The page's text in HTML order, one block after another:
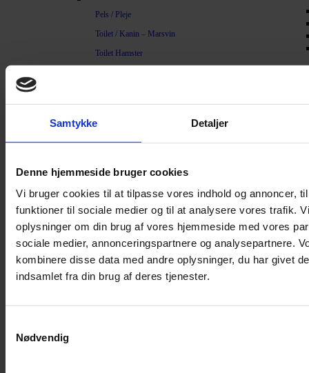
Samtykke Detaljer
Denne hjemmeside bruger cookies
Vi bruger cookies til at tilpasse vores indhold og annoncer,
funktioner til sociale medier og til at analysere vores trafik.
oplysninger om din brug af vores hjemmeside med vores
sociale medier, annonceringspartnere og analysepartnere.
kombinere disse data med andre oplysninger, du har givet
indsamlet fra din brug af deres tjenester.
Nødvendig
Pels / Pleje
Toilet / Kanin – Marsvin
Toilet Hamster
Bure
Kaninbur
Rottebur
Marsvinebur
Løbegård
Overdækning løbegård
Indretning til bure